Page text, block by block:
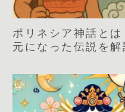
ポリネシア神話と
元になった伝説を解